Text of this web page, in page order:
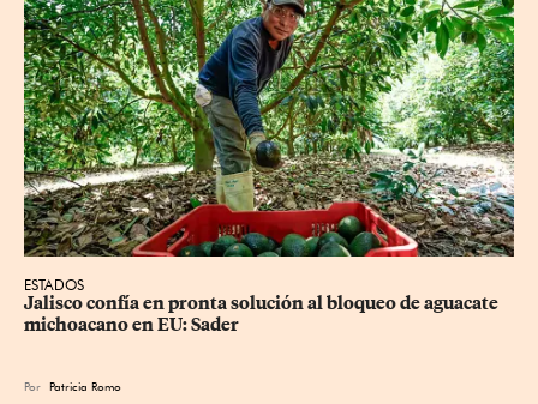
ESTADOS
Jalisco confía en pronta solución al bloqueo de aguacate
michoacano en EU: Sader
Por Patricia Romo